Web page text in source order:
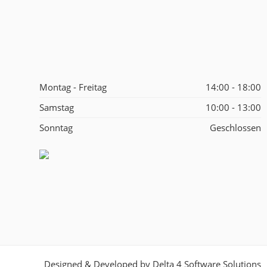
Montag - Freitag
14:00 - 18:00
Samstag
10:00 - 13:00
Sonntag
Geschlossen
Designed & Developed by Delta 4 Software Solutions